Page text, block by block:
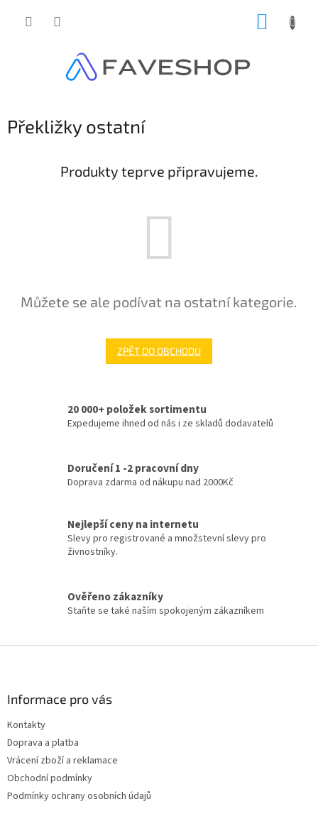
Překližky ostatní
Produkty teprve připravujeme.
Můžete se ale podívat na ostatní kategorie.
ZPĚT DO OBCHODU
20 000+ položek sortimentu
Expedujeme ihned od nás i ze skladů dodavatelů
Doručení 1 -2 pracovní dny
Doprava zdarma od nákupu nad 2000Kč
Nejlepší ceny na internetu
Slevy pro registrované a množstevní slevy pro
živnostníky.
Ověřeno zákazníky
Staňte se také naším spokojeným zákazníkem
Informace pro vás
Kontakty
Doprava a platba
Vrácení zboží a reklamace
Obchodní podmínky
Podmínky ochrany osobních údajů